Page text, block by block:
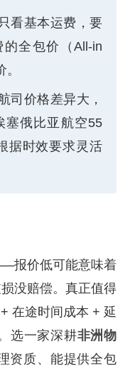
看基本运费，要
全包价（All-in
司价格差异大，
塞俄比亚航空55
据时效要求灵活
报价低可能意味着
没赔偿。真正值得
在途时间成本 + 延
选一家深耕非洲物
资质、能提供全包